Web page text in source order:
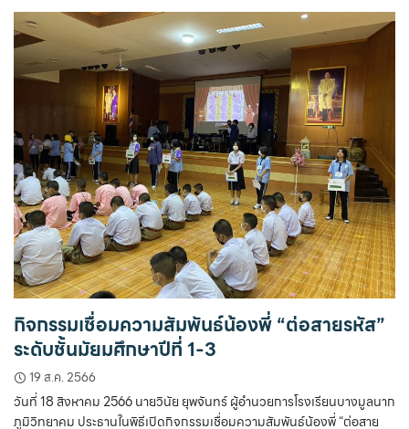
กิจกรรมเชื่อมความสัมพันธ์น้องพี่ “ต่อสายรหัส”
ระดับชั้นมัยมศึกษาปีที่ 1-3
19 ส.ค. 2566
วันที่ 18 สิงหาคม 2566 นายวินัย ยุพจันทร์ ผู้อำนวยการโรงเรียนบางมูลนาก
ภูมิวิทยาคม ประธานในพิธีเปิดกิจกรรมเชื่อมความสัมพันธ์น้องพี่ “ต่อสาย